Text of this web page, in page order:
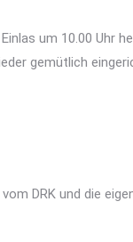
um 10.00 Uhr
gemütlich
DRK und die